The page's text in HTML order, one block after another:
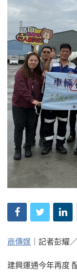
商傳媒 ｜記者彭耀
建興運通今年再度